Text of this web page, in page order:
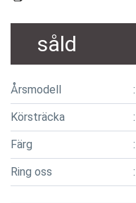
såld
Årsmodell
Körsträcka
Färg
Ring oss